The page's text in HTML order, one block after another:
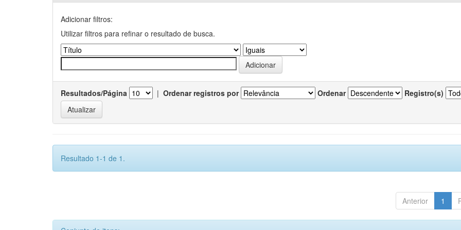
Adicionar filtros:
Utilizar filtros para refinar o resultado de busca.
Resultados/Página | Ordenar registros por Ordenar Registro(s)
Resultado 1-1 de 1.
Anterior 1